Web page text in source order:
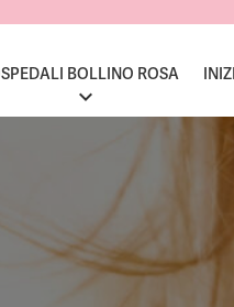
BOLLINO ROSA